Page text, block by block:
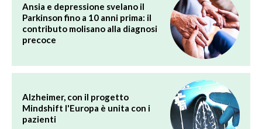
Ansia e depressione svelano il
Parkinson fino a 10 anni prima: il
contributo molisano alla diagnosi
precoce
Alzheimer, con il progetto
Mindshift l'Europa è unita con i
pazienti